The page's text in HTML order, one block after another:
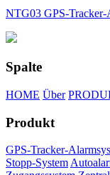
NTG03 GPS-Tracker-
Spalte
HOME Über
Produkt
GPS-Tracker-
Stopp-System